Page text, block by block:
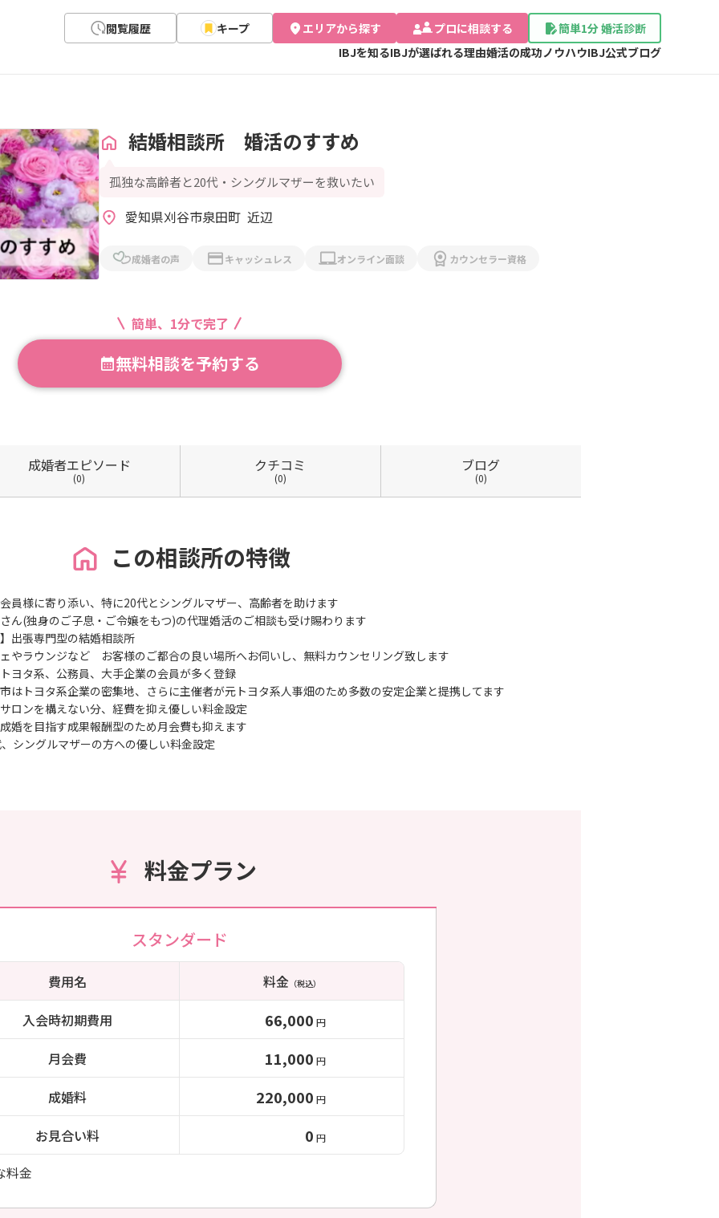
閲覧履歴 キープ エリアから探す プロに相談する
簡単1分 婚活診断
IBJを知るIBJが選ばれる理由婚活の成功ノウハウIBJ公式ブログ
結婚相談所 婚活のすすめ
孤独な高齢者と20代・シングルマザーを救いたい
愛知県刈谷市泉田町  近辺
成婚者の声 キャッシュレス オンライン面談 カウンセラー資格
簡単、1分で完了
無料相談を予約する
成婚者エピソード
(0)
クチコミ
(0)
ブログ
(0)
この相談所の特徴
員様に寄り添い、特に20代とシングルマザー、高齢者を助けます
(独身のご子息・ご令嬢をもつ)の代理婚活のご相談も受け賜わります
出張専門型の結婚相談所
ラウンジなど お客様のご都合の良い場所へお伺いし、無料カウンセリング致します
ヨタ系、公務員、大手企業の会員が多く登録
トヨタ系企業の密集地、さらに主催者が元トヨタ系人事畑のため多数の安定企業と提携してます
ロンを構えない分、経費を抑え優しい料金設定
を目指す成果報酬型のため月会費も抑えます
ングルマザーの方への優しい料金設定
料金プラン
スタンダード
費用名 料金（税込）
入会時初期費用 66,000 円
月会費 11,000 円
成婚料 220,000 円
お見合い料 0 円
料金